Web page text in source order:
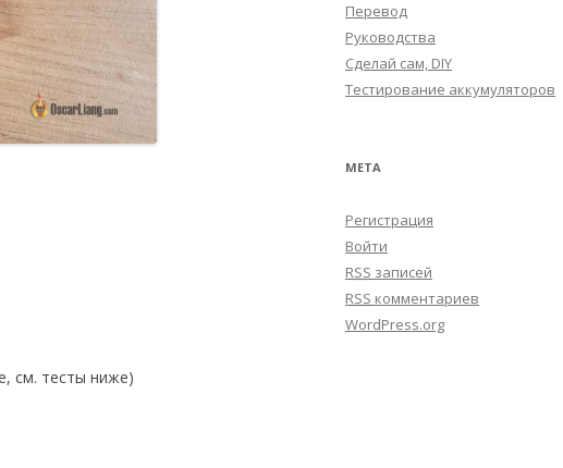
см. тесты ниже)
Перевод
Руководства
Сделай сам, DIY
Тестирование аккумуляторов
МЕТА
Регистрация
Войти
RSS записей
RSS комментариев
WordPress.org